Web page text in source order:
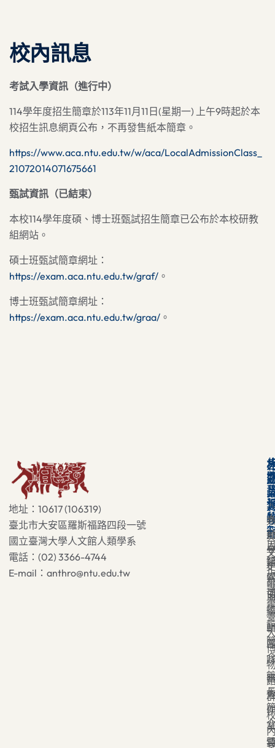
校內訊息
考試入學資訊（進行中）
114學年度招生簡章於113年11月11日(星期一) 上午9時起於本
校招生訊息網頁公布，不再發售紙本簡章。
https://www.aca.ntu.edu.tw/w/aca/LocalAdmissionClass_
21072014071675661
甄試資訊（已結束）
本校114學年度碩、博士班甄試招生簡章已公布於本校研教
組網站。
碩士班甄試簡章網址：
https://exam.aca.ntu.edu.tw/graf/ 。
博士班甄試簡章網址：
https://exam.aca.ntu.edu.tw/graa/ 。
地址：10617 (106319)
臺北市大安區羅斯福路四段一號
國立臺灣大學人文館人類學系
電話：(02) 3366-4744
E-mail：anthro@ntu.edu.tw